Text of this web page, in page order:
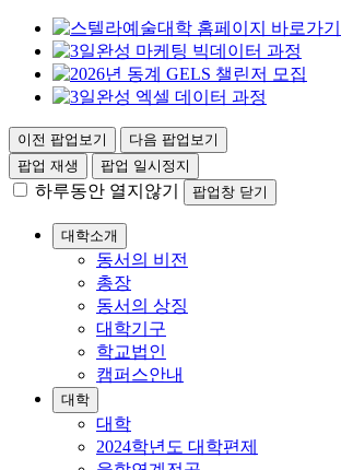
이전 팝업보기
다음 팝업보기
팝업 재생
팝업 일시정지
하루동안 열지않기 팝업창 닫기
대학소개
동서의 비전
총장
동서의 상징
대학기구
학교법인
캠퍼스안내
대학
대학
2024학년도 대학편제